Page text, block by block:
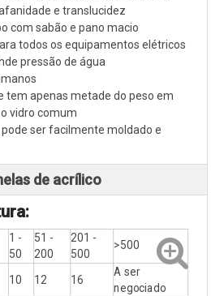
e translucidez
com sabão e pano macio
todos os equipamentos elétricos
pressão de água
tem apenas metade do peso em
vidro comum
ser facilmente moldado e
de acrílico
1 -
50
51 -
200
201 -
500
>500
10 12 16
A ser
negociado